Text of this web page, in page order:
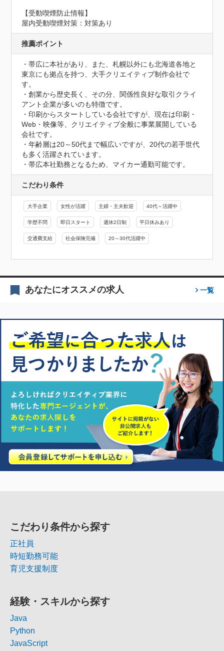
【受動喫煙防止情報】
屋内受動喫煙対策：対策あり
推薦ポイント
・帯広に本社があり、また、札幌以外にも北海道各地と
東京にも拠点を持つ、大手クリエイティブ制作会社で
す。
・創業から歴史長く、その分、関係性良好な取引クライ
アント企業が多いのも特徴です。
・印刷からスタートしている会社ですが、現在は印刷・
Web・映像等、クリエイティブ全般に事業展開している
会社です。
・年齢層は20～50代まで幅広いですが、20代の若手世代
も多く活躍されています。
・帯広本社勤務となるため、マイカー通勤可能です。
こだわり条件
大手企業 女性が活躍 主婦・主夫歓迎 40代～活躍中
学歴不問 即日スタート 週休2日制 平日休みあり
交通費支給 社会保険完備 20～30代活躍中
あなたにオススメの求人 一覧
こだわり条件から探す
正社員
時短勤務可能
育児支援制度
経験・スキルから探す
Java
Python
JavaScript